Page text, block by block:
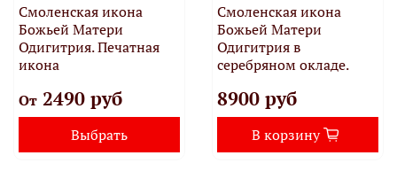
Смоленская икона
Божьей Матери
Одигитрия. Печатная
икона
От2490 руб
Выбрать
Смоленская икона
Божьей Матери
Одигитрия в
серебряном окладе.
8900 руб
В корзину